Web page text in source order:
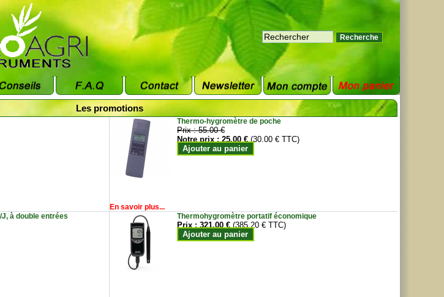
Les promotions
Thermo-hygromètre de poche
Prix :55.00 €
Notre prix :25.00 € (30.00 € TTC)
Ajouter au panier
En savoir plus...
à double entrées
Thermohygromètre portatif économique
Prix :321.00 € (385.20 € TTC)
Ajouter au panier